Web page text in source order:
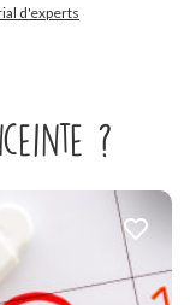
d'experts
?